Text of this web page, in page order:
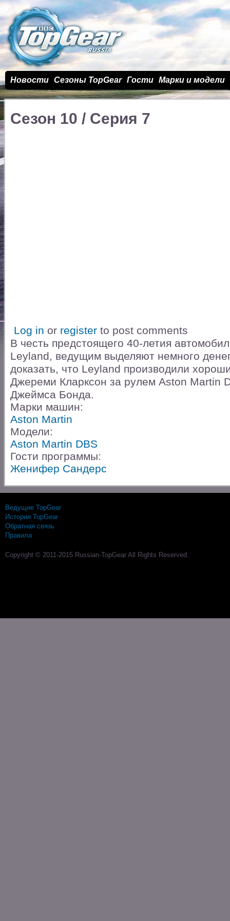
Новости Сезоны TopGear Гости Марки и модели
Сезон 10 / Cерия 7
Log in or registerto post comments
В честь предстоящего 40-летия
Leyland, ведущим выделяют немного
доказать, что Leyland производили
Джереми Кларксон за рулем Aston Martin
Джеймса Бонда.
Марки машин:
Aston Martin
Модели:
Aston Martin DBS
Гости программы:
Женифер Сандерс
Ведущие TopGear
История TopGear
Обратная связь
Правила
Copyright © 2011-2015 Russian-TopGear All Rights Reserved.